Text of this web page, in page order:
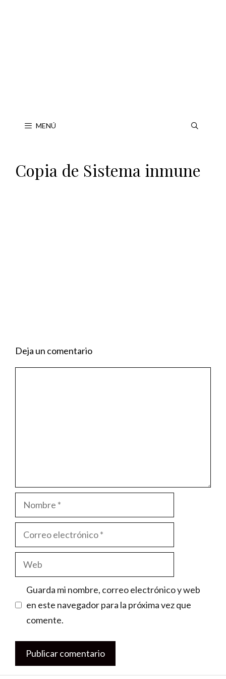
MENÚ
Copia de Sistema inmune
Deja un comentario
Nombre
Correo
electrónico
Web
Guarda mi nombre, correo electrónico y web
en este navegador para la próxima vez que
comente.